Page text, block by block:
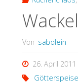
Von sabolein
26. April 2011
Götterspeise